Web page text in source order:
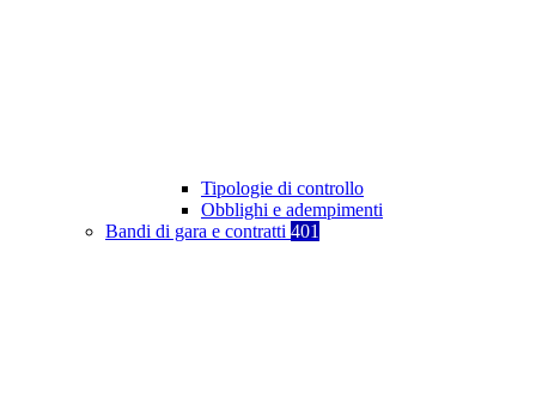
Tipologie di controllo
Obblighi e adempimenti
Bandi di gara e contratti 401